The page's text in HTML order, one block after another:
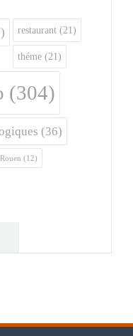
restaurant (21)
théme (21)
(304)
(36)
(12)